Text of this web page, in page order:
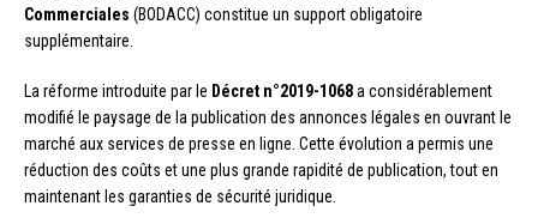
Commerciales (BODACC) constitue un support obligatoire
supplémentaire.
La réforme introduite par le Décret n°2019-1068a considérablement
modifié le paysage de la publication des annonces légales en ouvrant le
marché aux services de presse en ligne. Cette évolution a permis une
réduction des coûts et une plus grande rapidité de publication, tout en
maintenant les garanties de sécurité juridique.